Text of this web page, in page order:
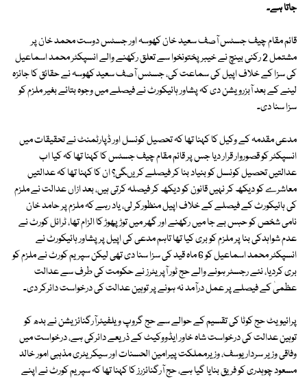
جاتا ہے۔
قائم مقام چیف جسٹس آصف سعید خان کھوسہ اور جسٹس دوست محمد خان پر
مشتمل 2 رکنی بینچ نے خیبر پختونخوا سے تعلق رکھنے والے انسپکٹر محمد اسماعیل
کی سزا کے خلاف اپیل کی سماعت کی، جسٹس آصف سعید کھوسہ نے حقائق کا جائزہ
لینے کے بعد آبزرویشن دی کہ پشاور ہائیکورٹ نے فیصلے میں وجوہ بتائے بغیر ملزم کو
سزا سنا دی۔
مدعی مقدمہ کے وکیل کا کہنا تھا کہ تحصیل کونسل اور ڈپارٹمنٹ نے تحقیقات میں
انسپکٹر کو قصوروار قرار دیا جس پر قائم مقام چیف جسٹس کا کہنا تھا کہ کیا اب
عدالتیں تحصیل کونسل کو بنیاد بنا کر فیصلے کریںگی؟ ان کا کہنا تھا کہ عدالتیں
معاشرے کو دیکھ کر نہیں قانون کو دیکھ کر فیصلہ کرتی ہیں، بعد ازاں عدالت نے ملزم
کی ہائیکورٹ کے فیصلے کے خلاف اپیل منظورکر لی، یاد رہے کہ ملزم پر حامد خان
نامی شخص کو حبس بے جا میں رکھنے اور گھر میں توڑ پھوڑ کا الزام تھا، ٹرائل کورٹ نے
عدم شواہدکی بنا پر ملزم کو بری کیا تھا تاہم مدعی کی اپیل پر پشاور ہائیکورٹ نے
انسپکٹر محمد اسماعیل کو 6 ماہ قید کی سزا سنا دی تھی لیکن سپریم کورٹ نے ملزم کو
بری کردیا، نئے رجسٹر ہونے والے حج ٹور آپریٹرز نے حکومت کی طرف سے عدالت
عظمیٰ کے فیصلے پر عمل درآمد نہ ہونے پر توہین عدالت کی درخواست دائرکر دی۔
پرائیویٹ حج کوٹا کی تقسیم کے حوالے سے حج گروپ ویلفیئرآرگنائزیشن نے بدھ کو
توہین عدالت کی درخواست شاہ خاور ایڈووکیٹ کے ذریعے دائرکی ہے، درخواست میں
وفاقی وزیر سردار یوسف، وزیرمملکت پیرامین الحسنات اور سیکریٹری مذہبی امور خالد
مسعود چوہدری کو فریق بنایا گیا ہے، حج آرگنائزرز کا کہنا تھا کہ سپریم کورٹ نے اپنے